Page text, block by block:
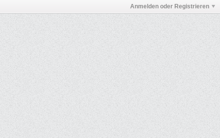
Anmelden oder Registrieren